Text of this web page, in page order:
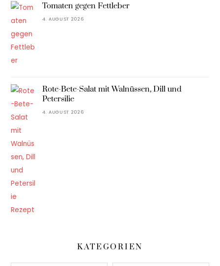
Tomaten gegen Fettleber
4. AUGUST 2026
Rote-Bete-Salat mit Walnüssen, Dill und
Petersilie
4. AUGUST 2026
KATEGORIEN